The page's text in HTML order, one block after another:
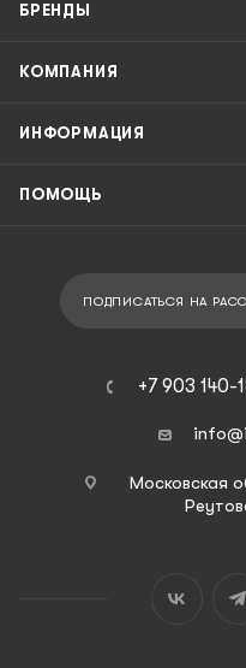
БРЕНДЫ
КОМПАНИЯ
ИНФОРМАЦИЯ
ПОМОЩЬ
ПОДПИСАТЬСЯ НА
+7 903 140-
Московская